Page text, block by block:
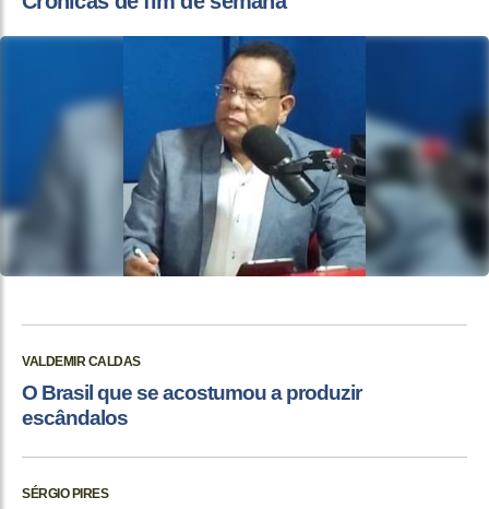
VALDEMIR CALDAS
O Brasil que se acostumou a produzir
escândalos
SÉRGIO PIRES